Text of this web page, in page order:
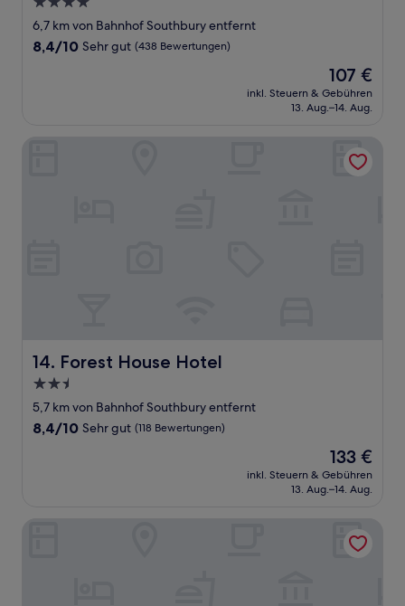
Sterne-
Unterkunft
6,7 km von Bahnhof Southbury entfernt
8.4
Bewertungen)
8,4/10 Sehr gut (438 Bewertungen)
Der
Preis
beträgt
107 €
inkl. Steuern & Gebühren
13. Aug.–14. Aug.
14. Forest House Hotel
Forest House Hotel
2.5-
Sterne-
Unterkunft
5,7 km von Bahnhof Southbury entfernt
8.4
Bewertungen)
8,4/10 Sehr gut (118 Bewertungen)
Der
Preis
beträgt
133 €
inkl. Steuern & Gebühren
13. Aug.–14. Aug.